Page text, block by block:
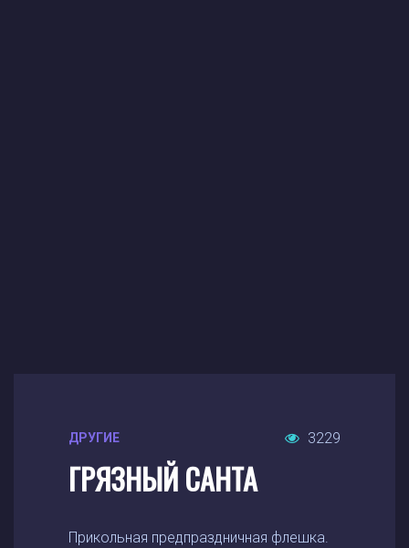
ДРУГИЕ 3229
ГРЯЗНЫЙ САНТА
Прикольная предпраздничная флешка.